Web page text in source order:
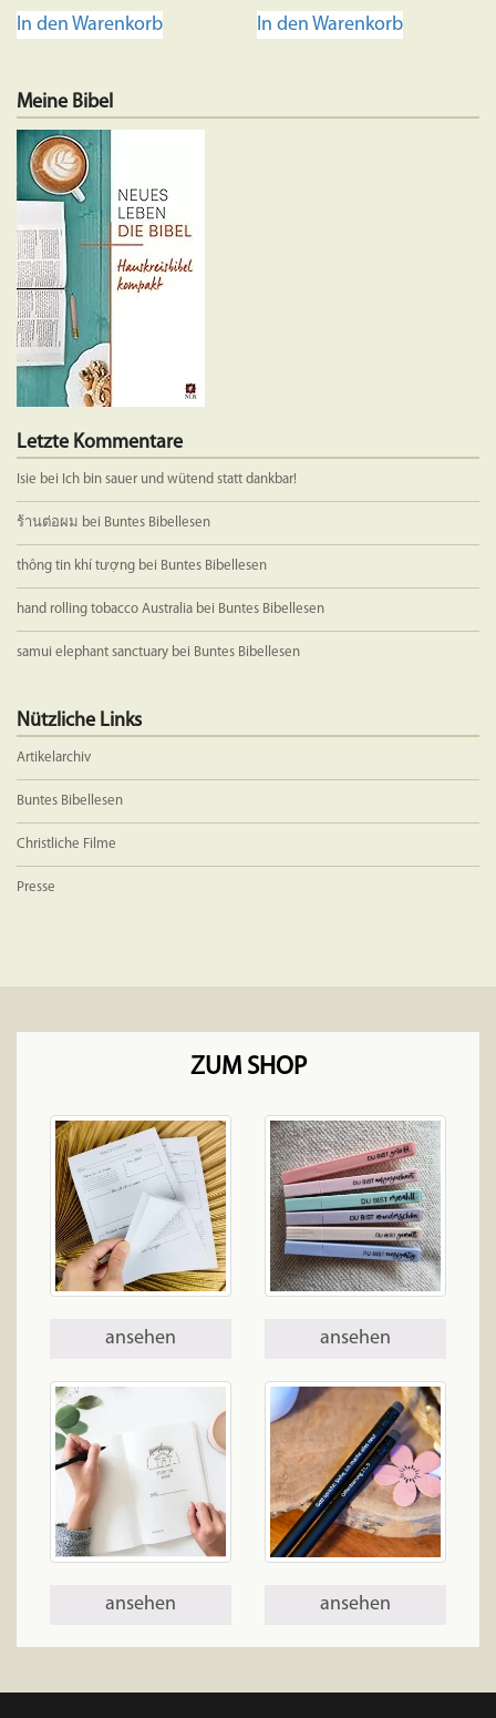
In den Warenkorb In den Warenkorb
Meine Bibel
Letzte Kommentare
Isie bei Ich bin sauer und wütend statt dankbar!
ร้านต่อผม bei Buntes Bibellesen
thông tin khí tượng bei Buntes Bibellesen
hand rolling tobacco Australia bei Buntes Bibellesen
samui elephant sanctuary bei Buntes Bibellesen
Nützliche Links
Artikelarchiv
Buntes Bibellesen
Christliche Filme
Presse
ZUM SHOP
ansehen ansehen
ansehen ansehen